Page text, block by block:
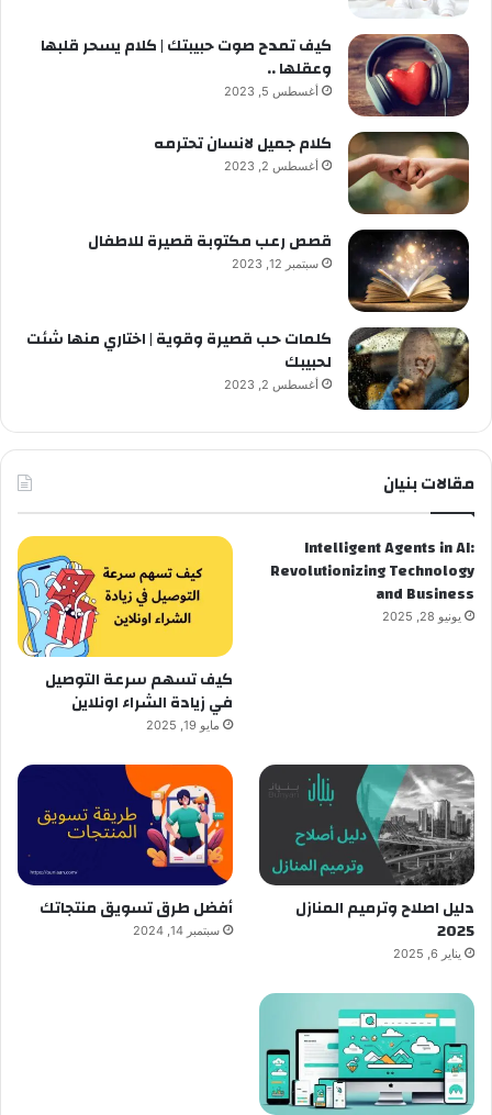
كيف تمدح صوت حبيبتك | كلام يسحر قلبها
وعقلها ..
أغسطس 5, 2023
كلام جميل لانسان تحترمه
أغسطس 2, 2023
قصص رعب مكتوبة قصيرة للاطفال
سبتمبر 12, 2023
كلمات حب قصيرة وقوية | اختاري منها شئت
لحبيبك
أغسطس 2, 2023
مقالات بنيان
Intelligent Agents in AI:
Revolutionizing Technology
and Business
يونيو 28, 2025
كيف تسهم سرعة التوصيل
في زيادة الشراء اونلاين
مايو 19, 2025
دليل اصلاح وترميم المنازل
2025
يناير 6, 2025
أفضل طرق تسويق منتجاتك
سبتمبر 14, 2024